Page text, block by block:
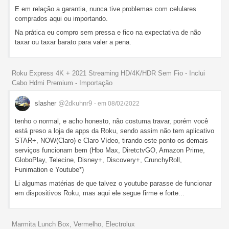
E em relação a garantia, nunca tive problemas com celulares
comprados aqui ou importando.
Na prática eu compro sem pressa e fico na expectativa de não
taxar ou taxar barato para valer a pena.
Roku Express 4K + 2021 Streaming HD/4K/HDR Sem Fio - Inclui
Cabo Hdmi Premium - Importação
slasher @2dkuhnr9 - em 08/02/2022
tenho o normal, e acho honesto, não costuma travar, porém você
está preso a loja de apps da Roku, sendo assim não tem aplicativo
STAR+, NOW(Claro) e Claro Vídeo, tirando este ponto os demais
serviços funcionam bem (Hbo Max, DiretctvGO, Amazon Prime,
GloboPlay, Telecine, Disney+, Discovery+, CrunchyRoll,
Funimation e Youtube*)
Li algumas matérias de que talvez o youtube parasse de funcionar
em dispositivos Roku, mas aqui ele segue firme e forte...
Marmita Lunch Box, Vermelho, Electrolux